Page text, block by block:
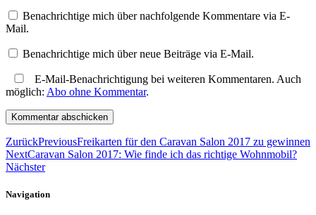
Benachrichtige mich über nachfolgende Kommentare via E-
Mail.
Benachrichtige mich über neue Beiträge via E-Mail.
E-Mail-Benachrichtigung bei weiteren Kommentaren. Auch
möglich: Abo ohne Kommentar.
ZurückPreviousFreikarten für den Caravan Salon 2017 zu gewinnen
NextCaravan Salon 2017: Wie finde ich das richtige Wohnmobil?
Nächster
Navigation